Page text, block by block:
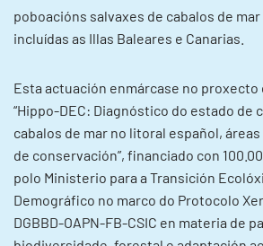
poboacións salvaxes de cabalos de
incluídas as Illas Baleares e Canarias.
Esta actuación enmárcase no
“Hippo-DEC: Diagnóstico do estado de
cabalos de mar no litoral español,
de conservación”, financiado con
polo Ministerio para a Transición
Demográfico no marco do Protocolo
DGBBD-OAPN-FB-CSIC en materia de